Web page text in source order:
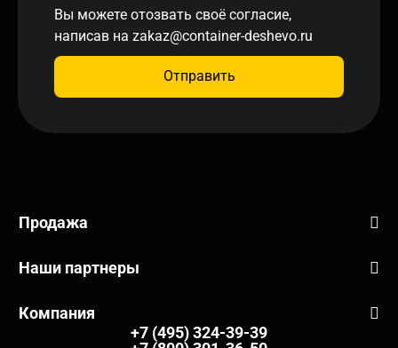
Вы можете отозвать своё согласие,
написав на zakaz@container-deshevo.ru
Отправить
Продажа
Наши партнеры
Компания
+7 (495) 324-39-39